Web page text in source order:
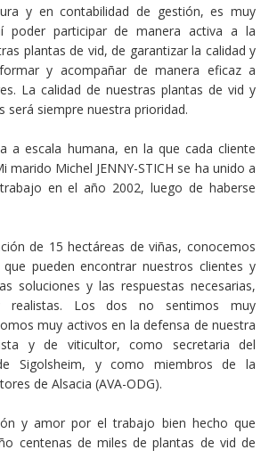
y en contabilidad de gestión, es muy
poder participar de manera activa a la
plantas de vid, de garantizar la calidad y
y acompañar de manera eficaz a
La calidad de nuestras plantas de vid y
será siempre nuestra prioridad.
a escala humana, en la que cada cliente
marido Michel JENNY-STICH se ha unido a
en el año 2002, luego de haberse
de 15 hectáreas de viñas, conocemos
pueden encontrar nuestros clientes y
soluciones y las respuestas necesarias,
realistas. Los dos no sentimos muy
muy activos en la defensa de nuestra
y de viticultor, como secretaria del
Sigolsheim, y como miembros de la
de Alsacia (AVA-ODG).
y amor por el trabajo bien hecho que
centenas de miles de plantas de vid de